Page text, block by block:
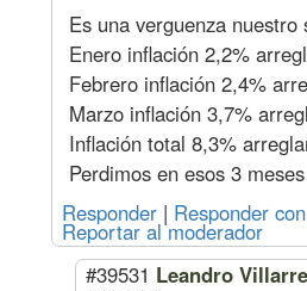
Sereno
Mes
Oficial
Especializado
Hora
Medio Oficial
Ayudante
Sereno
Mes
Acuerdo Noviembre 2024
6
Diciembre
Oficial
Hora
Es una verguenza nuestro
Enero inflación 2,2%
Febrero inflación 2,4%
Marzo inflación 3,7%
Inflación total 8,3%
Perdimos en esos 3
Responder | Responder
Reportar al moderador
#39531 Leandro